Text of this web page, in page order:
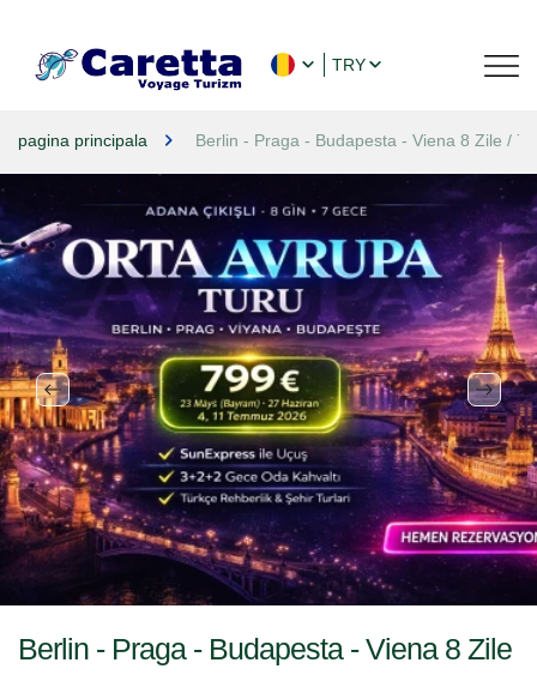
TRY
pagina principala Berlin - Praga - Budapesta - Viena 8 Zile / 7
Berlin - Praga - Budapesta - Viena 8 Zile